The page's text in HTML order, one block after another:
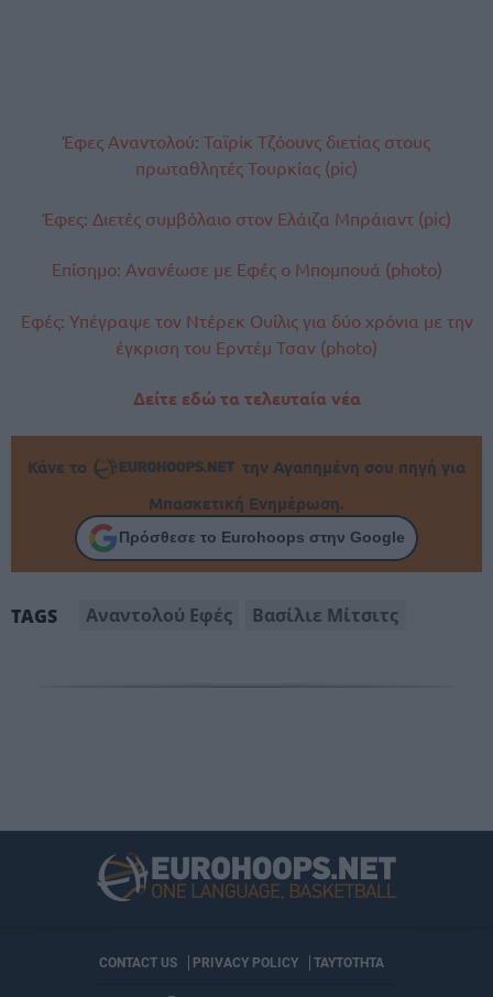
Έφες Αναντολού: Ταϊρίκ Τζόουνς διετίας στους
πρωταθλητές Τουρκίας (pic)
Έφες: Διετές συμβόλαιο στον Ελάιζα Μπράιαντ (pic)
Επίσημο: Ανανέωσε με Εφές ο Μπομπουά (photo)
Εφές: Υπέγραψε τον Ντέρεκ Ουίλις για δύο χρόνια με την
έγκριση του Ερντέμ Τσαν (photo)
Δείτε εδώ τα τελευταία νέα
Κάνε το
την Αγαπημένη σου πηγή για
Μπασκετική Ενημέρωση.
Πρόσθεσε το Eurohoops στην Google
TAGS Αναντολού Εφές Βασίλιε Μίτσιτς
CONTACT US PRIVACY POLICY ΤΑΥΤΟΤΗΤΑ